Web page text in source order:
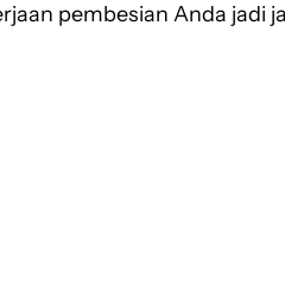
pembesian Anda jadi